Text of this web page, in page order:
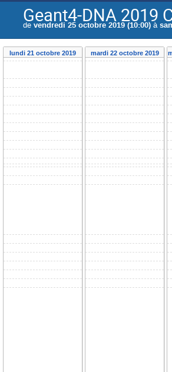
Geant4-DNA 2019
de vendredi 25 octobre 2019 (10:00) à
lundi 21 octobre 2019 mardi 22 octobre 2019